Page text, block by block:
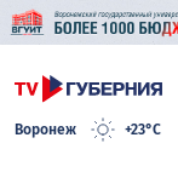
Воронеж +23°C